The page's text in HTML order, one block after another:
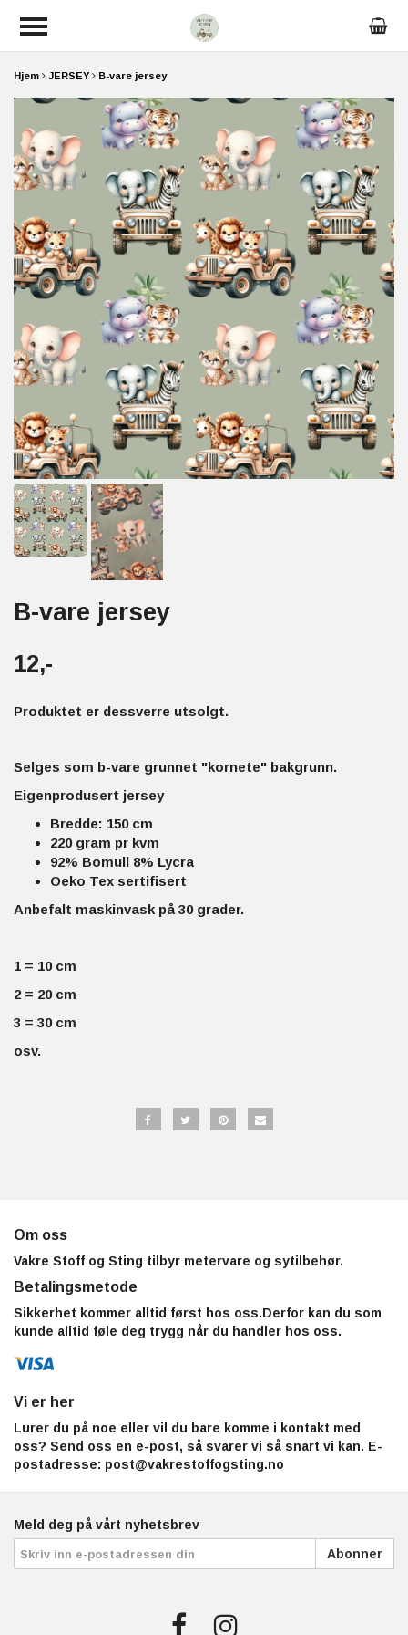
Hjem JERSEY B-vare jersey
B-vare jersey
12,-
Produktet er dessverre utsolgt.
Selges som b-vare grunnet "kornete" bakgrunn.
Eigenprodusert jersey
Bredde: 150 cm
220 gram pr kvm
92% Bomull 8% Lycra
Oeko Tex sertifisert
Anbefalt maskinvask på 30 grader.
1 = 10 cm
2 = 20 cm
3 = 30 cm
osv.
Om oss
Vakre Stoff og Sting tilbyr metervare og sytilbehør.
Betalingsmetode
Sikkerhet kommer alltid først hos oss.Derfor kan du som
kunde alltid føle deg trygg når du handler hos oss.
Vi er her
Lurer du på noe eller vil du bare komme i kontakt med
oss? Send oss en e-post, så svarer vi så snart vi kan. E-
postadresse: post@vakrestoffogsting.no
Meld deg på vårt nyhetsbrev
Abonner